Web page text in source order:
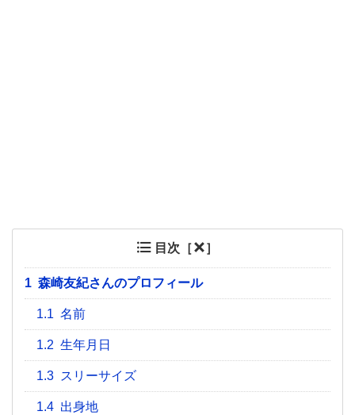
目次［ ］
1 森崎友紀さんのプロフィール
1.1 名前
1.2 生年月日
1.3 スリーサイズ
1.4 出身地